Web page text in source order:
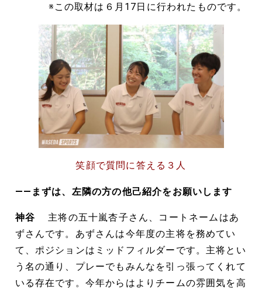
※この取材は６月17日に行われたものです。
笑顔で質問に答える３人
――まずは、左隣の方の他己紹介をお願いします
神谷 主将の五十嵐杏子さん、コートネームはあ
ずさんです。あずさんは今年度の主将を務めてい
て、ポジションはミッドフィルダーです。主将とい
う名の通り、プレーでもみんなを引っ張ってくれて
いる存在です。今年からはよりチームの雰囲気を高